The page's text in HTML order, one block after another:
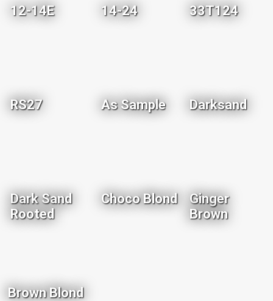
12-14E 14-24 33T124
RS27 As Sample Darksand
Dark Sand
Rooted
Choco Blond
Ginger
Brown
Brown Blond